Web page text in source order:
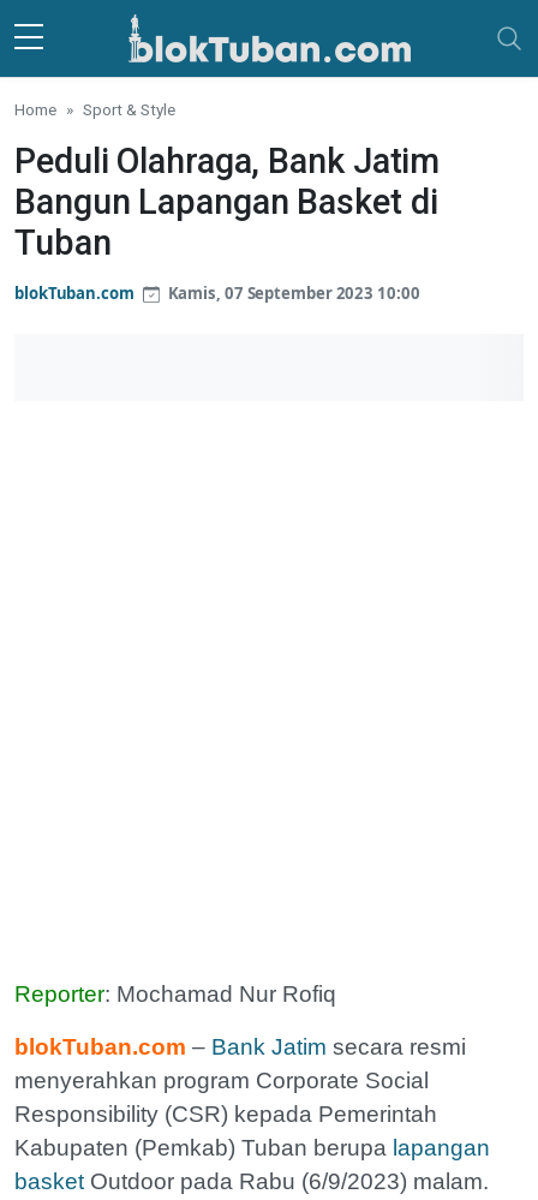
Skip to main content
Home Sport & Style
Peduli Olahraga, Bank Jatim
Bangun Lapangan Basket di
Tuban
blokTuban.com Kamis, 07 September 2023 10:00
Reporter: Mochamad Nur Rofiq
blokTuban.com – Bank Jatim secara resmi
menyerahkan program Corporate Social
Responsibility (CSR) kepada Pemerintah
Kabupaten (Pemkab) Tuban berupa lapangan
basket Outdoor pada Rabu (6/9/2023) malam.